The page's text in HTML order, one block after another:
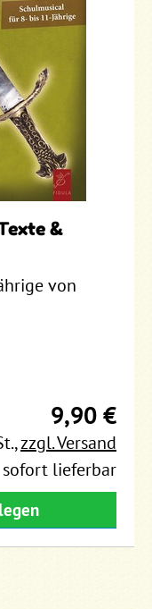
&
von
9,90 €
,zzgl. Versand
sofort lieferbar